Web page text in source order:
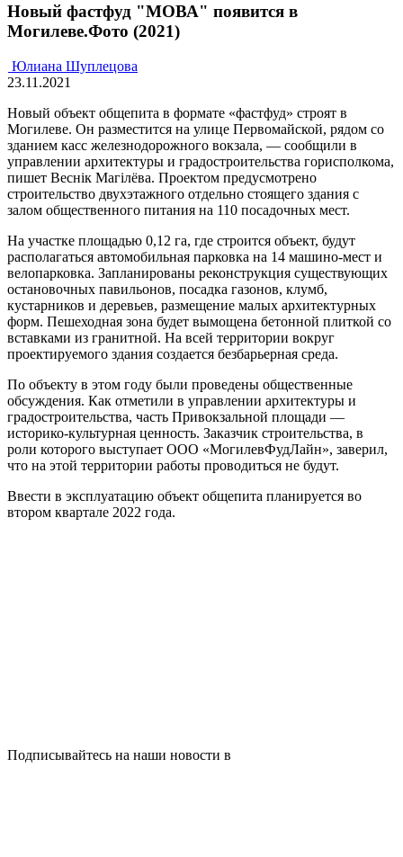
Новый фастфуд "МОВА" появится в
Могилеве.Фото (2021)
Юлиана Шуплецова
23.11.2021
Новый объект общепита в формате «фастфуд» строят в
Могилеве. Он разместится на улице Первомайской, рядом со
зданием касс железнодорожного вокзала, — сообщили в
управлении архитектуры и градостроительства горисполкома,
пишет Веснiк Магiлёва. Проектом предусмотрено
строительство двухэтажного отдельно стоящего здания с
залом общественного питания на 110 посадочных мест.
На участке площадью 0,12 га, где строится объект, будут
располагаться автомобильная парковка на 14 машино-мест и
велопарковка. Запланированы реконструкция существующих
остановочных павильонов, посадка газонов, клумб,
кустарников и деревьев, размещение малых архитектурных
форм. Пешеходная зона будет вымощена бетонной плиткой со
вставками из гранитной. На всей территории вокруг
проектируемого здания создается безбарьерная среда.
По объекту в этом году были проведены общественные
обсуждения. Как отметили в управлении архитектуры и
градостроительства, часть Привокзальной площади —
историко-культурная ценность. Заказчик строительства, в
роли которого выступает ООО «МогилевФудЛайн», заверил,
что на этой территории работы проводиться не будут.
Ввести в эксплуатацию объект общепита планируется во
втором квартале 2022 года.
Подписывайтесь на наши новости в